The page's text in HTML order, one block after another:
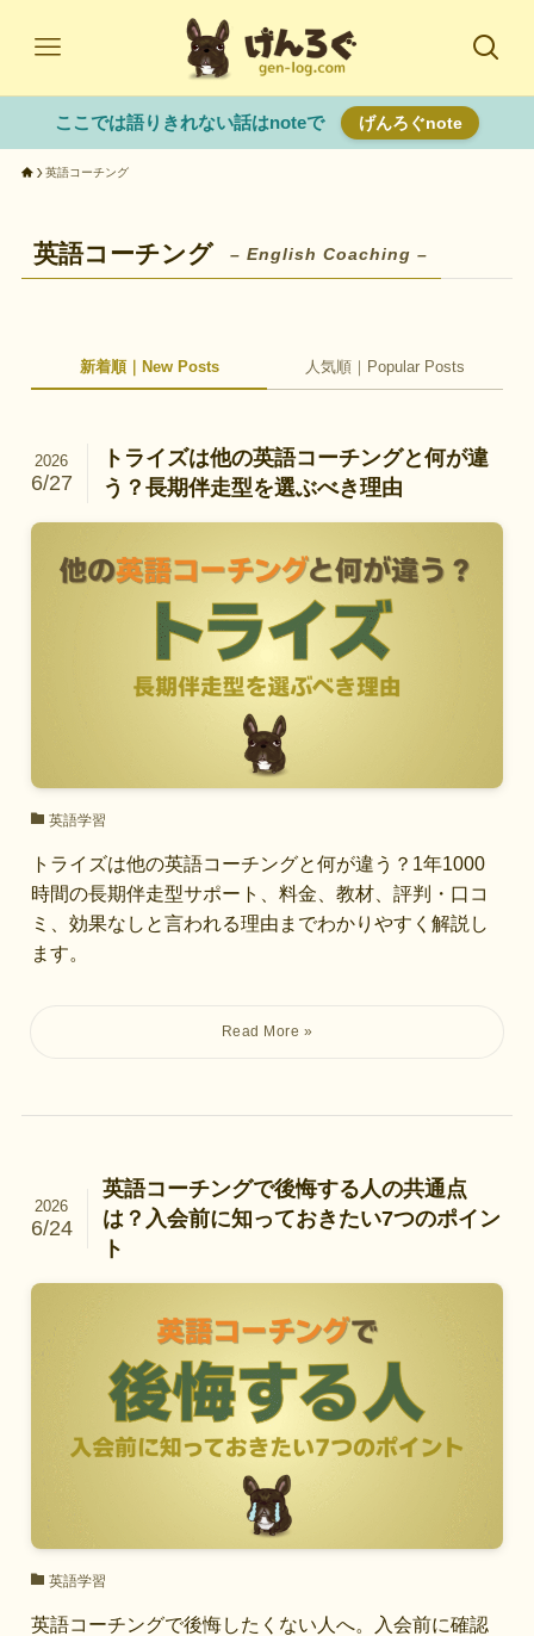
ここでは語りきれない話はnoteで げんろぐnote
英語コーチング
英語コーチング – English Coaching –
新着順｜New Posts 人気順｜Popular Posts
トライズは他の英語コーチングと何が違
う？長期伴走型を選ぶべき理由
2026
6/27
英語学習
トライズは他の英語コーチングと何が違う？1年1000
時間の長期伴走型サポート、料金、教材、評判・口コ
ミ、効果なしと言われる理由までわかりやすく解説し
ます。
英語コーチングで後悔する人の共通点
は？入会前に知っておきたい7つのポイン
ト
2026
6/24
英語学習
英語コーチングで後悔したくない人へ。入会前に確認